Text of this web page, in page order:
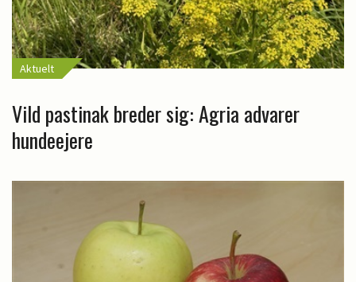
Aktuelt
Vild pastinak breder sig: Agria advarer
hundeejere